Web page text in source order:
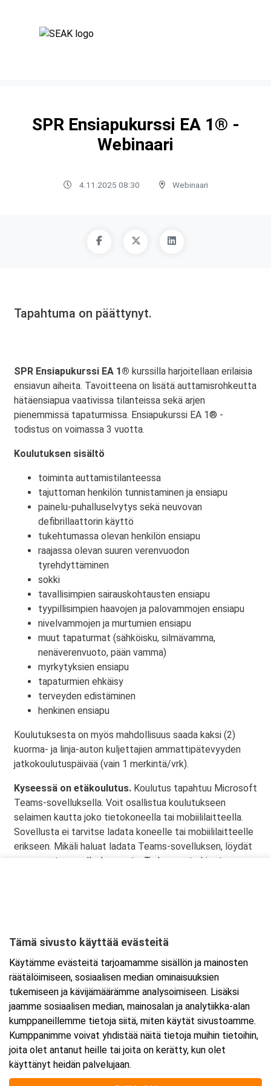
SPR Ensiapukurssi EA 1® -
Webinaari
4.11.2025 08:30 Webinaari
Tapahtuma on päättynyt.
SPR Ensiapukurssi EA 1® kurssilla harjoitellaan erilaisia
ensiavun aiheita. Tavoitteena on lisätä auttamisrohkeutta
hätäensiapua vaativissa tilanteissa sekä arjen
pienemmissä tapaturmissa. Ensiapukurssi EA 1® -
todistus on voimassa 3 vuotta.
Koulutuksen sisältö
toiminta auttamistilanteessa
tajuttoman henkilön tunnistaminen ja ensiapu
painelu-puhalluselvytys sekä neuvovan
defibrillaattorin käyttö
tukehtumassa olevan henkilön ensiapu
raajassa olevan suuren verenvuodon
tyrehdyttäminen
sokki
tavallisimpien sairauskohtausten ensiapu
tyypillisimpien haavojen ja palovammojen ensiapu
nivelvammojen ja murtumien ensiapu
muut tapaturmat (sähköisku, silmävamma,
nenäverenvuoto, pään vamma)
myrkytyksien ensiapu
tapaturmien ehkäisy
terveyden edistäminen
henkinen ensiapu
Koulutuksesta on myös mahdollisuus saada kaksi (2)
kuorma- ja linja-auton kuljettajien ammattipätevyyden
jatkokoulutuspäivää (vain 1 merkintä/vrk).
Kyseessä on etäkoulutus. Koulutus tapahtuu Microsoft
Teams-sovelluksella. Voit osallistua koulutukseen
selaimen kautta joko tietokoneella tai mobiililaitteella.
Sovellusta ei tarvitse ladata koneelle tai mobiililaitteelle
erikseen. Mikäli haluat ladata Teams-sovelluksen, löydät
sen omasta sovelluskaupasta. Tarkemmat ohjeet
Ajankohta
Alkaa:4.11.2025 08:30
Päättyy:5.11.2025 15:30
Lisää tapahtuma kalenteriisi
Tämä sivusto käyttää evästeitä
Käytämme evästeitä tarjoamamme sisällön ja mainosten
räätälöimiseen, sosiaalisen median ominaisuuksien
tukemiseen ja kävijämäärämme analysoimiseen. Lisäksi
jaamme sosiaalisen median, mainosalan ja analytiikka-alan
kumppaneillemme tietoja siitä, miten käytät sivustoamme.
Kumppanimme voivat yhdistää näitä tietoja muihin tietoihin,
joita olet antanut heille tai joita on kerätty, kun olet
käyttänyt heidän palvelujaan.